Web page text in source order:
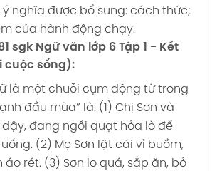
ý nghĩa được bổ sung: cách thức;
của hành động chạy.
sgk Ngữ văn lớp 6 Tập 1 - Kết
cuộc sống):
là một chuỗi cụm động từ trong
đầu mùa” là: (1) Chị Sơn và
dậy, đang ngồi quạt hỏa lò để
(2) Mẹ Sơn lật cái vỉ buồm,
áo rét. (3) Sơn lo quá, sắp ăn, bỏ